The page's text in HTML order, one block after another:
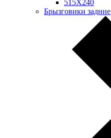
515Х240
Брызговики задние